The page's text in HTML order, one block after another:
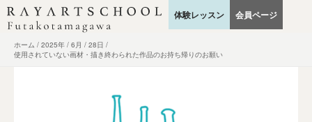
内
容
体験レッスン 会員ページ
ホーム 2025年 6月
28日
使用されていない画材・描き終わられた作品のお持ち帰りのお願い